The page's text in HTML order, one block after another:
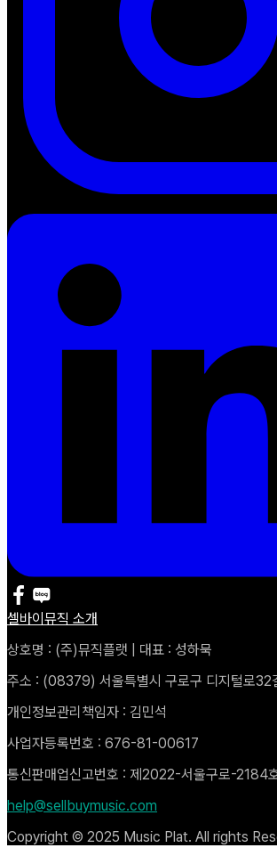
셀바이뮤직 소개
상호명 : (주)뮤직플랫 | 대표 : 성하묵
주소 : (08379) 서울특별시 구로구 디지털로32
개인정보관리책임자 : 김민석
사업자등록번호 : 676-81-00617
통신판매업신고번호 : 제2022-서울구로-2184
help@sellbuymusic.com
Copyright © 2025 Music Plat. All rights